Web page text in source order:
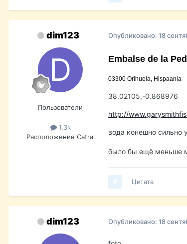
dim123
Пользователи
1.3k
Расположение Catral
Опубликовано: 18
Embalse de la
03300 Orihuela, Hispaania
38.02105,-0.868976
http://
вода конешно сильно
было бы ещё меньше
Цитата
dim123 Опубликовано: 18